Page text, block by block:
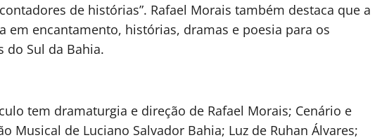
de histórias”. Rafael Morais também destaca que a
em encantamento, histórias, dramas e poesia para os
do Sul da Bahia.
tem dramaturgia e direção de Rafael Morais; Cenário e
Musical de Luciano Salvador Bahia; Luz de Ruhan Álvares;